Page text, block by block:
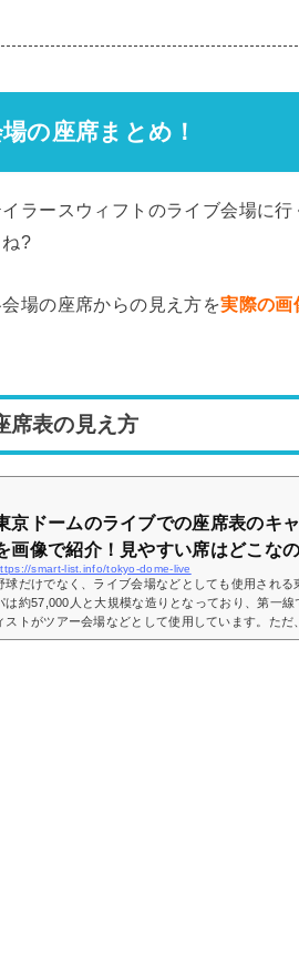
の座席まとめ！
ラースウィフトのライブ会場に行
?
場の座席からの見え方を実際の画
席表の見え方
京ドームのライブでの座席表のキ
画像で紹介！見やすい席はどこな
smart-list.info/tokyo-dome-live
球だけでなく、ライブ会場などとしても使用される
は約57,000人と大規模な造りとなっており、第一線
ストがツアー会場などとして使用しています。ただ
ムで行われるライブに行くけど、座席からの見え方